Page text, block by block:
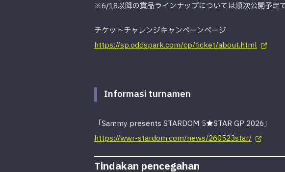
※6/18以降の賞品ラインナップについては順次公開予定で
チケットチャレンジキャンペーンページ
https://sp.oddspark.com/cp/ticket/about.html
Informasi turnamen
「Sammy presents STARDOM 5★STAR GP 2026」
https://wwr-stardom.com/news/260523star/
Tindakan pencegahan